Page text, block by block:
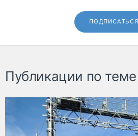
ПОДПИСАТЬСЯ
Публикации по теме